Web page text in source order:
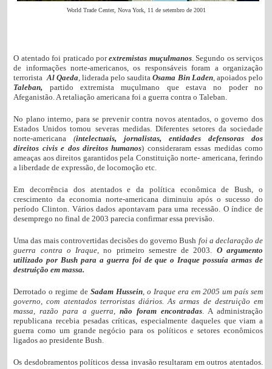
World Trade Center, Nova York, 11 de setembro de 2001
O atentado foi praticado porextremistas muçulmanos. Segundo os serviços
de informações norte-americanos, os responsáveis foram a organização
terrorista Al Qaeda , liderada pelo sauditaOsama Bin Laden, apoiados pelo
Taleban, partido extremista muçulmano que estava no poder no
Afeganistão. A retaliação americana foi a guerra contra o Taleban.
No plano interno, para se prevenir contra novos atentados, o governo dos
Estados Unidos tomou severas medidas. Diferentes setores da sociedade
norte-americana(intelectuais, jornalistas, entidades defensoras dos
direitos civis e dos direitos humanos) consideraram essas medidas como
ameaças aos direitos garantidos pela Constituição norte- americana, ferindo
a liberdade de expressão, de locomoção etc.
Em decorrência dos atentados e da política econômica de Bush, o
crescimento da economia norte-americana diminuiu após o sucesso do
período Clinton. Vários dados apontavam para uma recessão. O índice de
desemprego no final de 2003 parecia confirmar essa previsão.
Uma das mais controvertidas decisões do governo Bush foi a declaração de
guerra contra o Iraque , no primeiro semestre de 2003. O argumento
utilizado por Bush para a guerra foi de que o Iraque possuía armas de
destruição em massa.
Derrotado o regime deSadam Hussein ,o Iraque era em 2005 um país sem
governo, com atentados terroristas diários. As armas de destruição em
massa, razão para a guerra,não foram encontradas . A administração
republicana recebia pesadas críticas, especialmente daqueles que viam a
guerra como um grande negócio para os políticos e setores econômicos
ligados ao presidente Bush.
Os desdobramentos políticos dessa invasão resultaram em outros atentados.